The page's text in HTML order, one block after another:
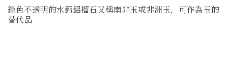
綠色不透明的水鈣鋁榴石又稱南非玉或非洲玉，可作為玉的
替代品